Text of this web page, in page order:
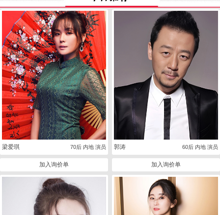
梁爱琪 70后 内地 演员
加入询价单
郭涛 60后 内地 演员
加入询价单